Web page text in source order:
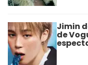
Jimin
de